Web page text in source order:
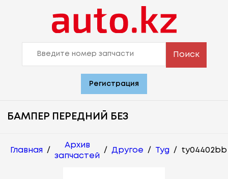
Поиск
Регистрация
БАМПЕР ПЕРЕДНИЙ БЕЗ
Главная /
Архив
запчастей
/ Другое / Tyg / ty04402bb